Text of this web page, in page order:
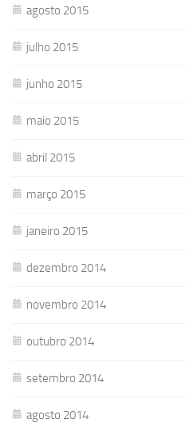
agosto 2015
julho 2015
junho 2015
maio 2015
abril 2015
março 2015
janeiro 2015
dezembro 2014
novembro 2014
outubro 2014
setembro 2014
agosto 2014